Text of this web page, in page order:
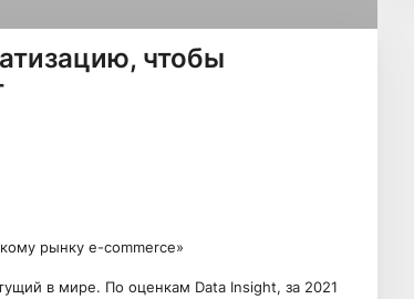
чтобы
рынку e-commerce»
в мире. По оценкам Data Insight, за 2021